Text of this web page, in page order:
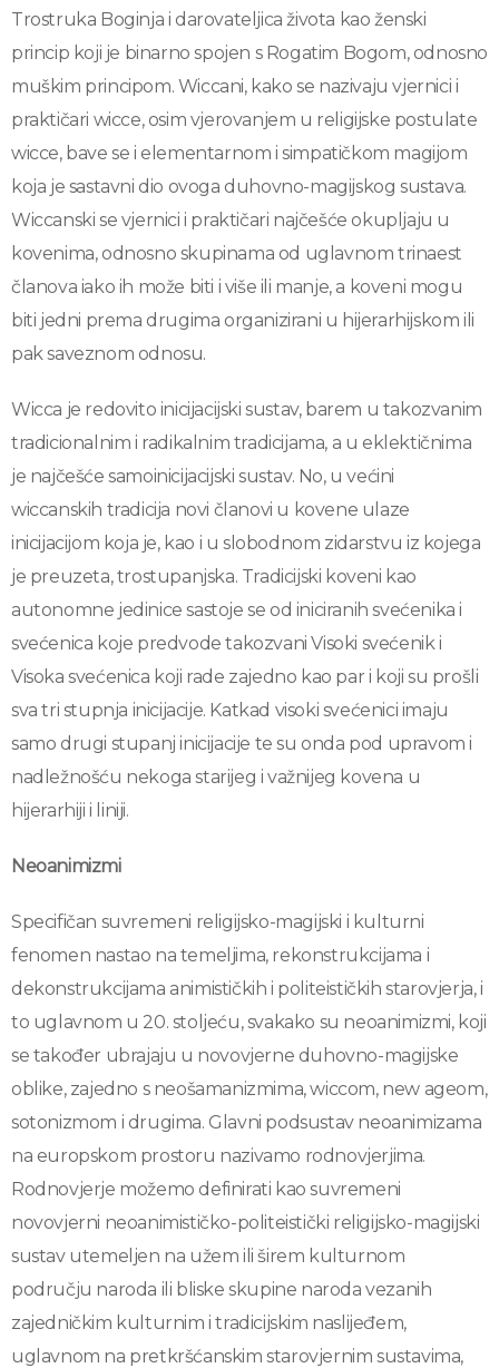
Trostruka Boginja i darovateljica života kao ženski
princip koji je binarno spojen s Rogatim Bogom, odnosno
muškim principom. Wiccani, kako se nazivaju vjernici i
praktičari wicce, osim vjerovanjem u religijske postulate
wicce, bave se i elementarnom i simpatičkom magijom
koja je sastavni dio ovoga duhovno-magijskog sustava.
Wiccanski se vjernici i praktičari najčešće okupljaju u
kovenima, odnosno skupinama od uglavnom trinaest
članova iako ih može biti i više ili manje, a koveni mogu
biti jedni prema drugima organizirani u hijerarhijskom ili
pak saveznom odnosu.
Wicca je redovito inicijacijski sustav, barem u takozvanim
tradicionalnim i radikalnim tradicijama, a u eklektičnima
je najčešće samoinicijacijski sustav. No, u većini
wiccanskih tradicija novi članovi u kovene ulaze
inicijacijom koja je, kao i u slobodnom zidarstvu iz kojega
je preuzeta, trostupanjska. Tradicijski koveni kao
autonomne jedinice sastoje se od iniciranih svećenika i
svećenica koje predvode takozvani Visoki svećenik i
Visoka svećenica koji rade zajedno kao par i koji su prošli
sva tri stupnja inicijacije. Katkad visoki svećenici imaju
samo drugi stupanj inicijacije te su onda pod upravom i
nadležnošću nekoga starijeg i važnijeg kovena u
hijerarhiji i liniji.
Neoanimizmi
Specifičan suvremeni religijsko-magijski i kulturni
fenomen nastao na temeljima, rekonstrukcijama i
dekonstrukcijama animističkih i politeističkih starovjerja, i
to uglavnom u 20. stoljeću, svakako su neoanimizmi, koji
se također ubrajaju u novovjerne duhovno-magijske
oblike, zajedno s neošamanizmima, wiccom, new ageom,
sotonizmom i drugima. Glavni podsustav neoanimizama
na europskom prostoru nazivamo rodnovjerjima.
Rodnovjerje možemo definirati kao suvremeni
novovjerni neoanimističko-politeistički religijsko-magijski
sustav utemeljen na užem ili širem kulturnom
području naroda ili bliske skupine naroda vezanih
zajedničkim kulturnim i tradicijskim naslijeđem,
uglavnom na pretkršćanskim starovjernim sustavima,